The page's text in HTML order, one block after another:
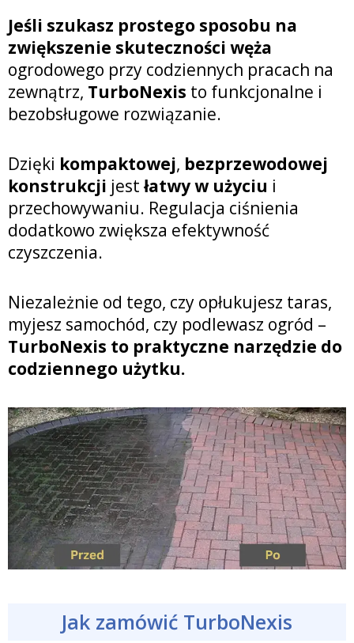
Jeśli szukasz prostego sposobu na
zwiększenie skuteczności węża
ogrodowego przy codziennych pracach na
zewnątrz, TurboNexis to funkcjonalne i
bezobsługowe rozwiązanie.
Dzięki kompaktowej, bezprzewodowej
konstrukcji jest łatwy w użyciu i
przechowywaniu. Regulacja ciśnienia
dodatkowo zwiększa efektywność
czyszczenia.
Niezależnie od tego, czy opłukujesz taras,
myjesz samochód, czy podlewasz ogród –
TurboNexis to praktyczne narzędzie do
codziennego użytku.
Jak zamówić TurboNexis